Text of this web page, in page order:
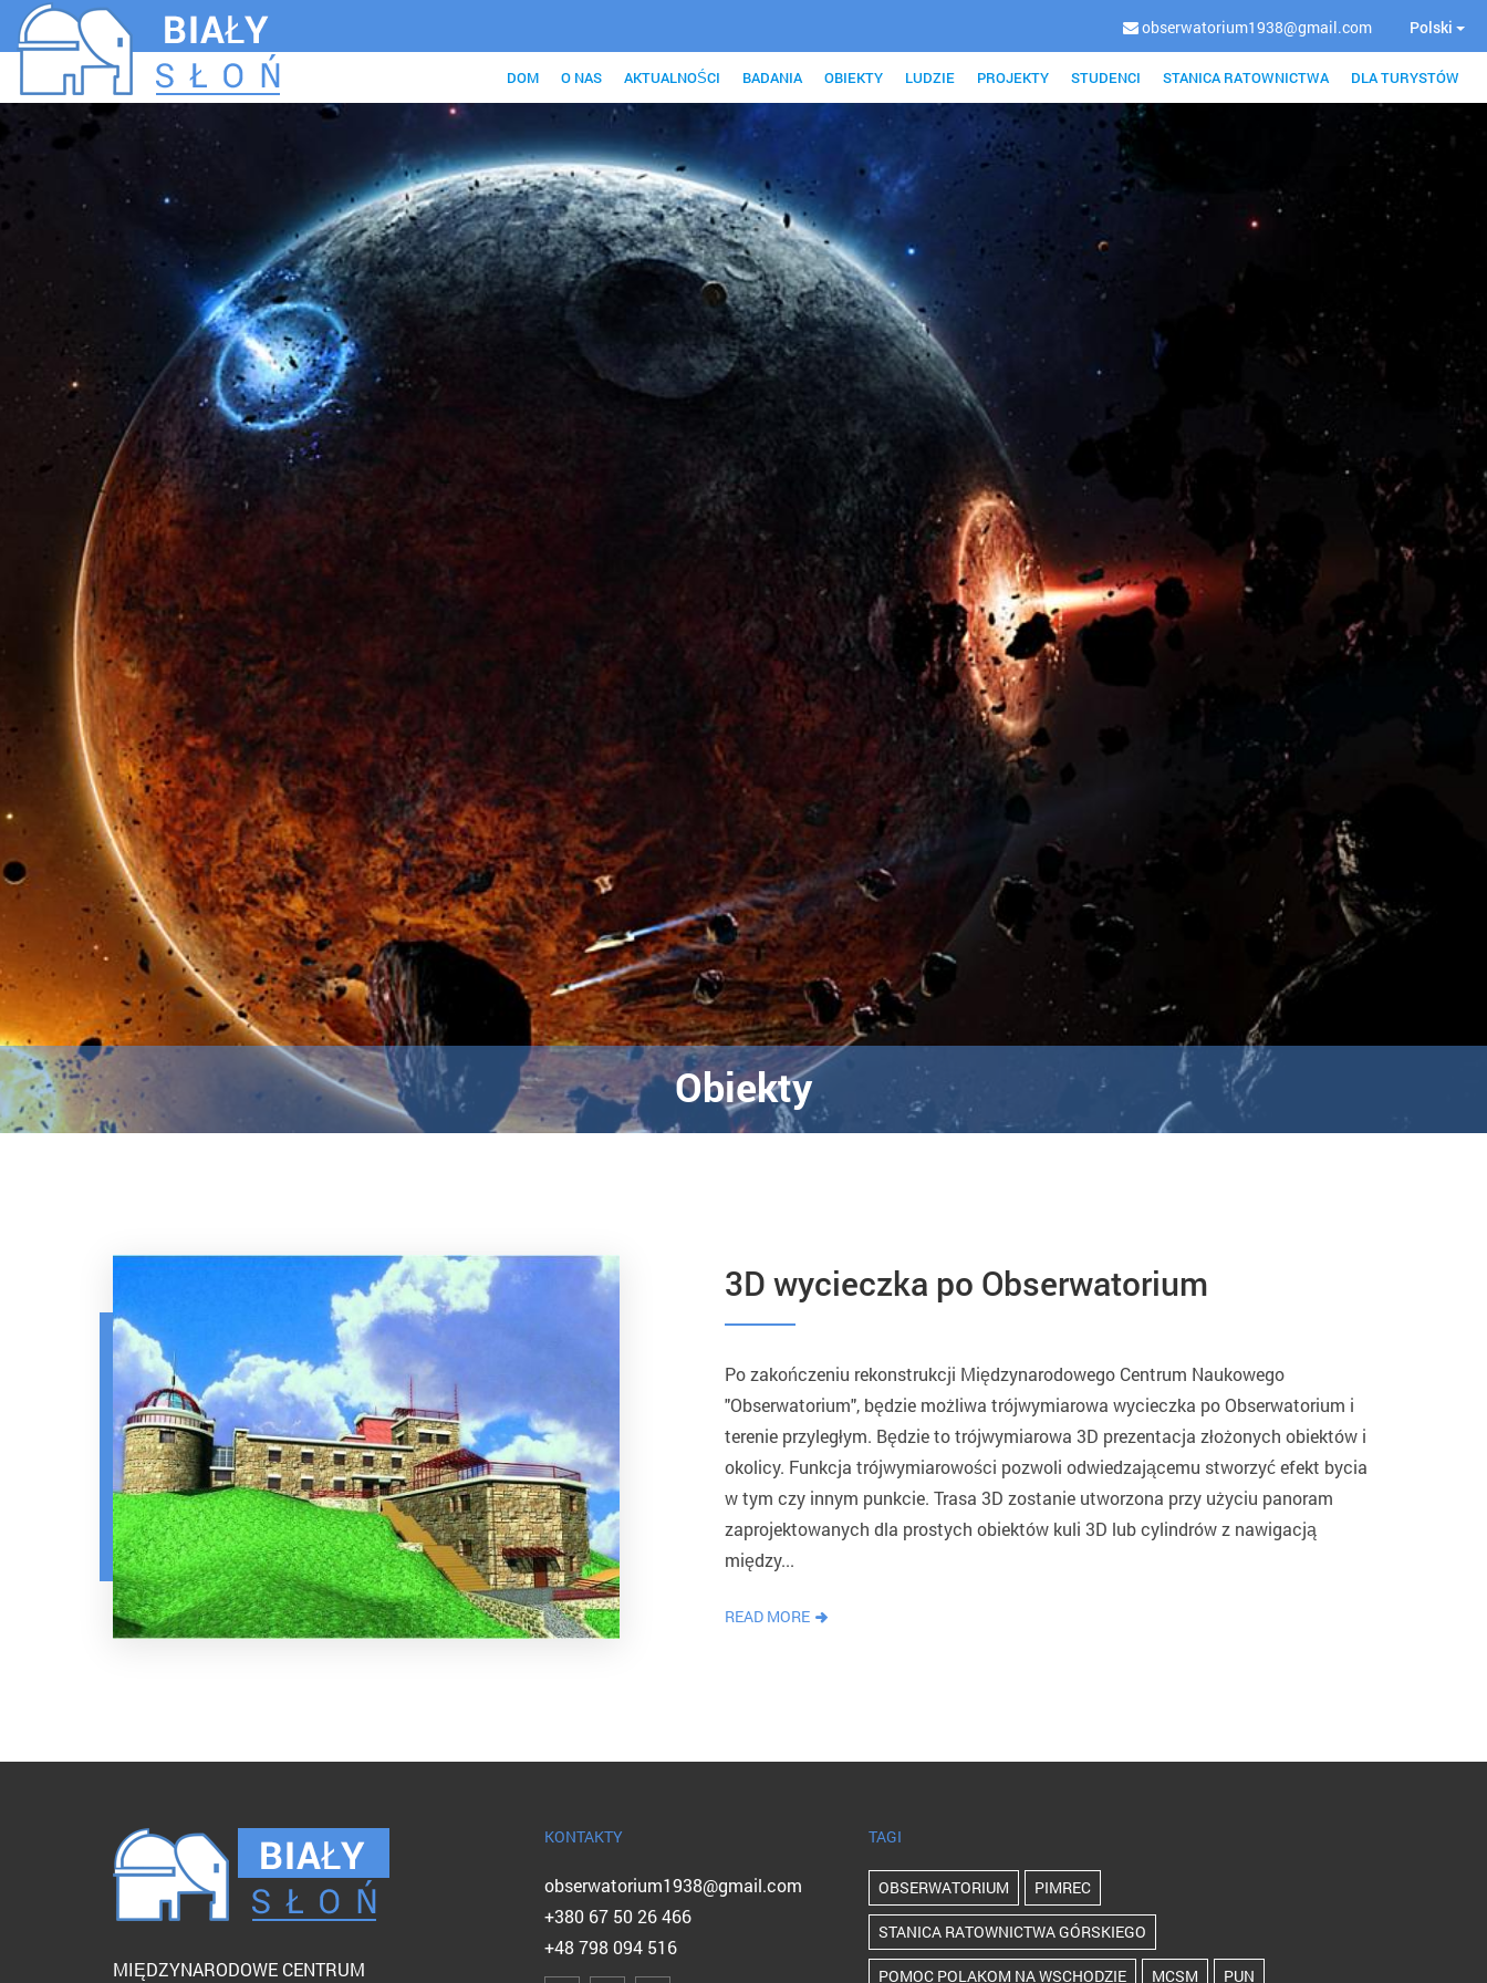
obserwatorium1938@gmail.com Polski
DOM O NAS AKTUALNOŚCI BADANIA OBIEKTY LUDZIE PROJEKTY STUDENCI STANICA RATOWNICTWA DLA TURYSTÓW
Obiekty
​3D wycieczka po Obserwatorium
Po zakończeniu rekonstrukcji Międzynarodowego Centrum Naukowego
"Obserwatorium", będzie możliwa trójwymiarowa wycieczka po Obserwatorium i
terenie przyległym. Będzie to trójwymiarowa 3D prezentacja złożonych obiektów i
okolicy. Funkcja trójwymiarowości pozwoli odwiedzającemu stworzyć efekt bycia
w tym czy innym punkcie. Trasa 3D zostanie utworzona przy użyciu panoram
zaprojektowanych dla prostych obiektów kuli 3D lub cylindrów z nawigacją
między...
READ MORE
MIĘDZYNARODOWE CENTRUM
KONTAKTY
obserwatorium1938@gmail.com
+380 67 50 26 466
+48 798 094 516
TAGI
OBSERWATORIUM PIMREC
STANICA RATOWNICTWA GÓRSKIEGO
POMOC POLAKOM NA WSCHODZIE MCSM PUN